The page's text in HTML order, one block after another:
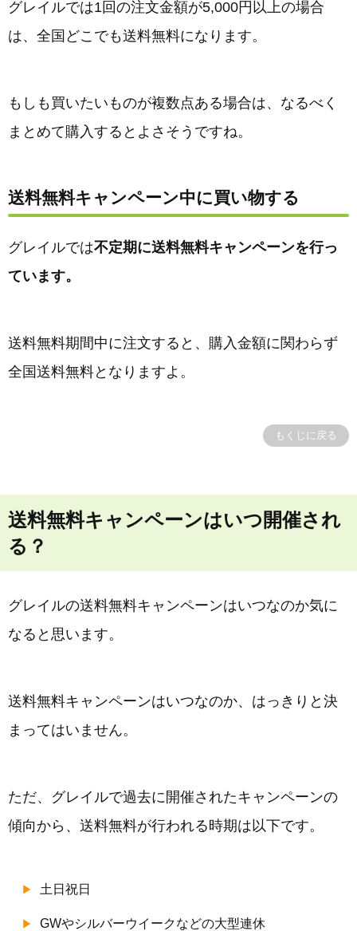
グレイルでは1回の注文金額が5,000円以上の場合
は、全国どこでも送料無料になります。
もしも買いたいものが複数点ある場合は、なるべく
まとめて購入するとよさそうですね。
送料無料キャンペーン中に買い物する
グレイルでは不定期に送料無料キャンペーンを行っ
ています。
送料無料期間中に注文すると、購入金額に関わらず
全国送料無料となりますよ。
もくじに戻る
送料無料キャンペーンはいつ開催され
る？
グレイルの送料無料キャンペーンはいつなのか気に
なると思います。
送料無料キャンペーンはいつなのか、はっきりと決
まってはいません。
ただ、グレイルで過去に開催されたキャンペーンの
傾向から、送料無料が行われる時期は以下です。
土日祝日
GWやシルバーウイークなどの大型連休